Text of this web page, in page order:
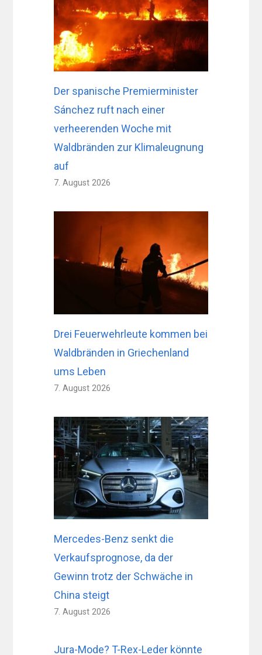
Der spanische Premierminister
Sánchez ruft nach einer
verheerenden Woche mit
Waldbränden zur Klimaleugnung
auf
7. August 2026
Drei Feuerwehrleute kommen bei
Waldbränden in Griechenland
ums Leben
7. August 2026
Mercedes-Benz senkt die
Verkaufsprognose, da der
Gewinn trotz der Schwäche in
China steigt
7. August 2026
Jura-Mode? T-Rex-Leder könnte